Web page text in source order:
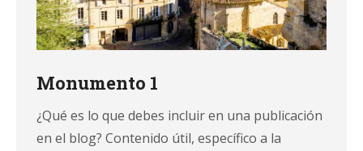
Monumento 1
¿Qué es lo que debes incluir en una publicación
en el blog? Contenido útil, específico a la